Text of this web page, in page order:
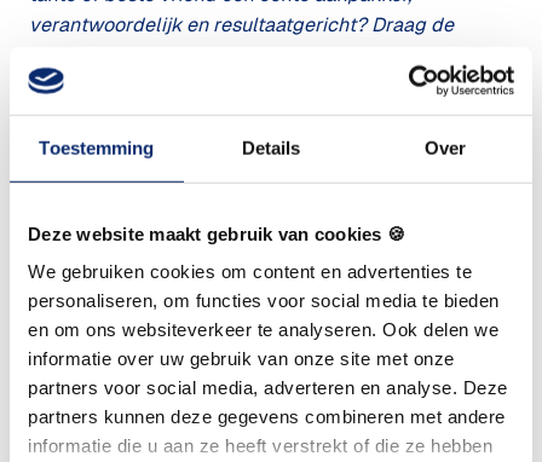
Toestemming Details Over
Deze website maakt gebruik van cookies 🍪
We gebruiken cookies om content en advertenties te
personaliseren, om functies voor social media te bieden
en om ons websiteverkeer te analyseren. Ook delen we
informatie over uw gebruik van onze site met onze
partners voor social media, adverteren en analyse. Deze
partners kunnen deze gegevens combineren met andere
informatie die u aan ze heeft verstrekt of die ze hebben
verantwoordelijk en resultaatgericht? Draag de
1.500!
Jij bent belangrijk in de werving van onze nieuwe
collega’s. Heb je iemand in jouw netwerk die geschikt
is om onze collega te worden? Laat het ons weten!
Werf mee door je buurman, oud-collega, oud-
studiegenoot of familielid als kandidaat aan te
dragen! Het mooiste is: jij kunt er een mooie bonus
van € 1.500,- mee verdienen!